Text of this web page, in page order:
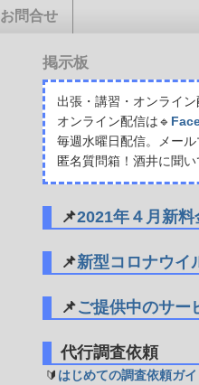
お問合せ
掲示板
出張・講習・オンライ
オンライン配信は🔹
毎週水曜日配信。メー
匿名質問箱！酒井に聞
📌2021年４月新
📌新型コロナウイ
📌ご提供中のサー
代行調査依頼
🔰 はじめての調査依頼ガ